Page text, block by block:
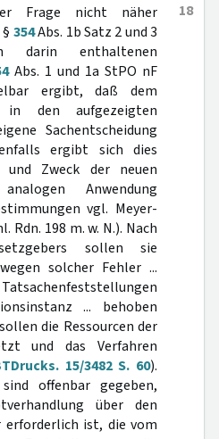
18
Frage nicht näher
354Abs. 1b Satz 2 und 3
enthaltenen
Abs. 1 und 1a StPO nF
ergibt, daß dem
in den aufgezeigten
Sachentscheidung
ergibt sich dies
Zweck der neuen
Anwendung
vgl. Meyer-
Rdn. 198 m. w. N.). Nach
sollen sie
solcher Fehler ...
Tatsachenfeststellungen
... behoben
die Ressourcen der
und das Verfahren
15/3482 S. 60).
offenbar gegeben,
über den
erforderlich ist, die vom